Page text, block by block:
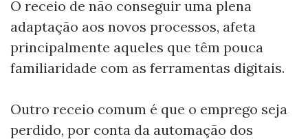
O receio de não conseguir uma plena
adaptação aos novos processos, afeta
principalmente aqueles que têm pouca
familiaridade com as ferramentas digitais.
Outro receio comum é que o emprego seja
perdido, por conta da automação dos